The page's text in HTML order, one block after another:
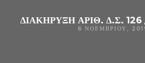
6 ΝΟΕΜΒΡΊΟΥ,